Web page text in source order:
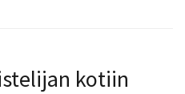
kotiin